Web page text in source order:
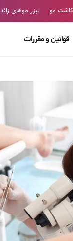
کاشت مو لیزر موهای زائد
قوانین و مقررات